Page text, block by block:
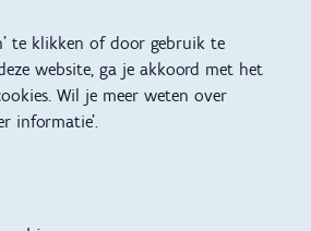
te klikken of door gebruik te
website, ga je akkoord met het
Wil je meer weten over
informatie'.
Vertalingen